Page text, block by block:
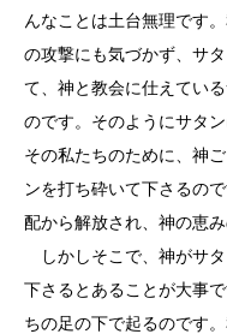
んなことは土台無理です
の攻撃にも気づかず、サ
て、神と教会に仕えてい
のです。そのようにサタ
その私たちのために、神
ンを打ち砕いて下さるの
配から解放され、神の恵
しかしそこで、神がサ
下さるとあることが大事
ちの足の下で起るのです